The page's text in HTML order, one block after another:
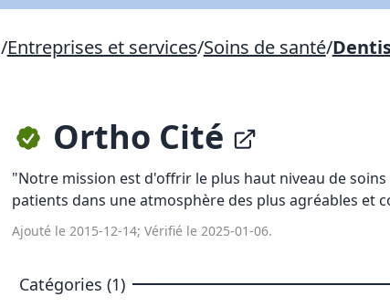
/Entreprises et services/Soins de santé/
Ortho Cité
"Notre mission est d'offrir le plus haut niveau de
patients dans une atmosphère des plus agréables et
Ajouté le 2015-12-14; Vérifié le 2025-01-06.
Catégories (1)
Lien vers inscription (sera inclus